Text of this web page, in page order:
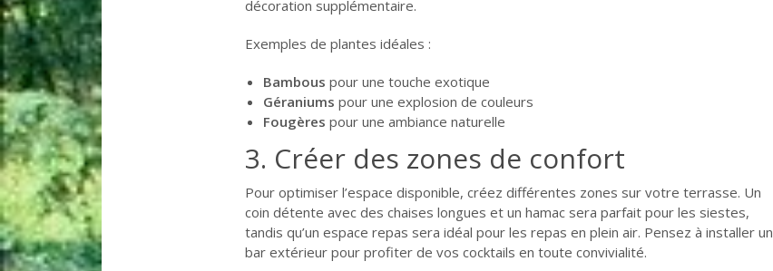
décoration supplémentaire.
Exemples de plantes idéales :
Bambous pour une touche exotique
Géraniums pour une explosion de couleurs
Fougères pour une ambiance naturelle
3. Créer des zones de confort
Pour optimiser l’espace disponible, créez différentes zones sur votre terrasse. Un
coin détente avec des chaises longues et un hamac sera parfait pour les siestes,
tandis qu’un espace repas sera idéal pour les repas en plein air. Pensez à installer un
bar extérieur pour profiter de vos cocktails en toute convivialité.